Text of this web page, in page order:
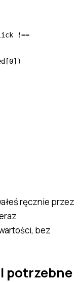
!==
0])
ręcznie przez
bez
potrzebne